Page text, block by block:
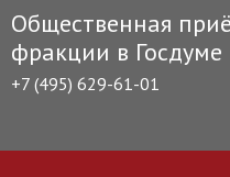
Общественная
фракции в Госдуме
+7 (495) 629-61-01